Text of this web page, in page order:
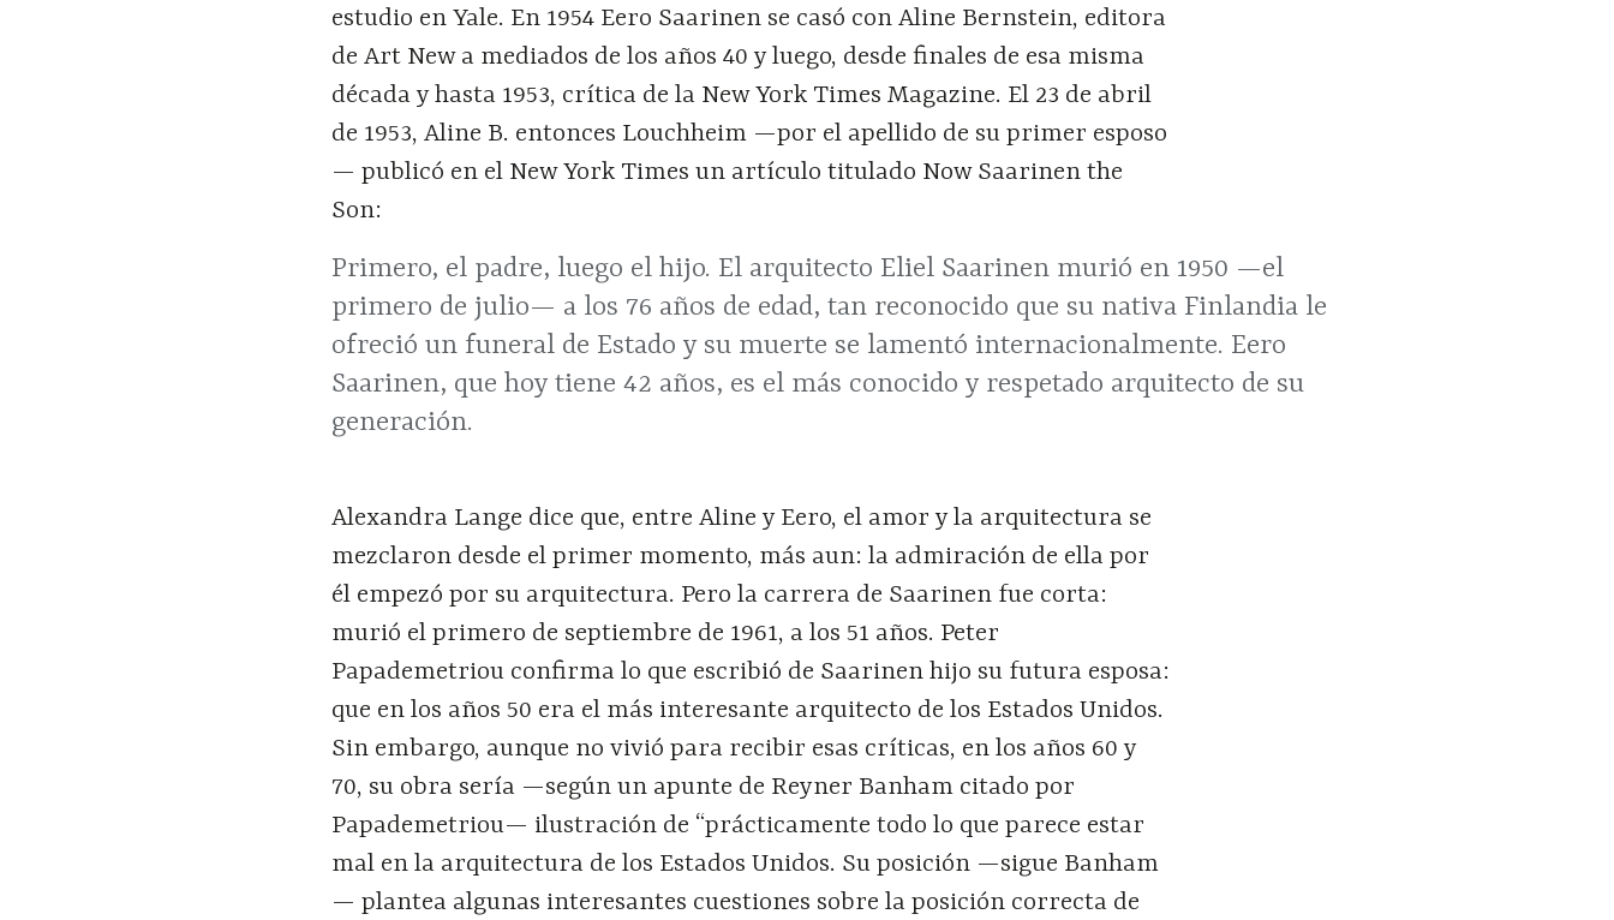
estudio en Yale. En 1954 Eero Saarinen se casó con Aline Bernstein, editora
de Art New a mediados de los años 40 y luego, desde finales de esa misma
década y hasta 1953, crítica de la New York Times Magazine. El 23 de abril
de 1953, Aline B. entonces Louchheim —por el apellido de su primer esposo
— publicó en el New York Times un artículo titulado Now Saarinen the
Son:
Primero, el padre, luego el hijo. El arquitecto Eliel Saarinen murió en 1950 —el
primero de julio— a los 76 años de edad, tan reconocido que su nativa Finlandia le
ofreció un funeral de Estado y su muerte se lamentó internacionalmente. Eero
Saarinen, que hoy tiene 42 años, es el más conocido y respetado arquitecto de su
generación.
Alexandra Lange dice que, entre Aline y Eero, el amor y la arquitectura se
mezclaron desde el primer momento, más aun: la admiración de ella por
él empezó por su arquitectura. Pero la carrera de Saarinen fue corta:
murió el primero de septiembre de 1961, a los 51 años. Peter
Papademetriou confirma lo que escribió de Saarinen hijo su futura esposa:
que en los años 50 era el más interesante arquitecto de los Estados Unidos.
Sin embargo, aunque no vivió para recibir esas críticas, en los años 60 y
70, su obra sería —según un apunte de Reyner Banham citado por
Papademetriou— ilustración de “prácticamente todo lo que parece estar
mal en la arquitectura de los Estados Unidos. Su posición —sigue Banham
— plantea algunas interesantes cuestiones sobre la posición correcta de